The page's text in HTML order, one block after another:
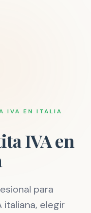
IVA EN ITALIA
IVA en
para
italiana, elegir